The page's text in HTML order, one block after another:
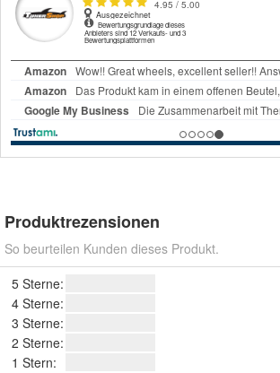
Produktrezensionen
So beurteilen Kunden dieses Produkt.
5 Sterne:
4 Sterne:
3 Sterne:
2 Sterne:
1 Stern: